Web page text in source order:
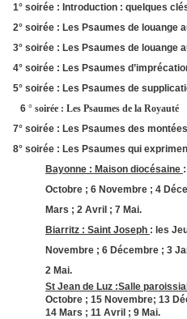
1° soirée : Introduction : quelques
2° soirée : Les Psaumes de louange
3° soirée : Les Psaumes de louange
4° soirée : Les Psaumes
5° soirée : Les Psaumes de
6 ° soirée : Les Psaumes de la Royauté
7° soirée : Les Psaumes des
8° soirée : Les Psaumes qui
Bayonne : Maison diocésaine :
Octobre ; 6 Novembre ; 4
Mars ; 2 Avril ; 7 Mai.
Biarritz : Saint Joseph : les
Novembre ; 6 Décembre ; 3
2 Mai.
St Jean de Luz :Salle
Octobre ; 15 Novembre; 13
14 Mars ; 11 Avril ; 9 Mai.